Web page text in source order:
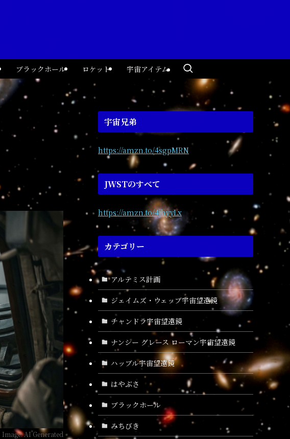
ブラックホール ロケット 宇宙アイテム
Image: AI Generated
宇宙兄弟
https://amzn.to/4sgpMRN
JWSTのすべて
https://amzn.to/4jhyyLx
カテゴリー
アルテミス計画
ジェイムズ・ウェッブ宇宙望遠鏡
チャンドラ宇宙望遠鏡
ナンシー グレース ローマン宇宙望遠鏡
ハッブル宇宙望遠鏡
はやぶさ
ブラックホール
みちびき